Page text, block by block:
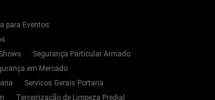
para Eventos
Segurança Particular Armado
em Mercado
Servicos Gerais Portaria
Terceirização de Limpeza Predial